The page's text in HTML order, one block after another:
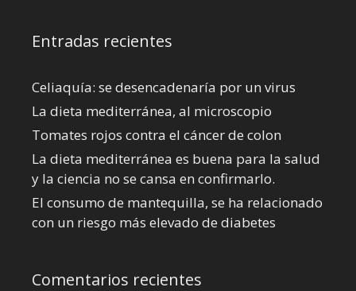
Entradas recientes
Celiaquía: se desencadenaría por un virus
La dieta mediterránea, al microscopio
Tomates rojos contra el cáncer de colon
La dieta mediterránea es buena para la salud
y la ciencia no se cansa en confirmarlo.
El consumo de mantequilla, se ha relacionado
con un riesgo más elevado de diabetes
Comentarios recientes